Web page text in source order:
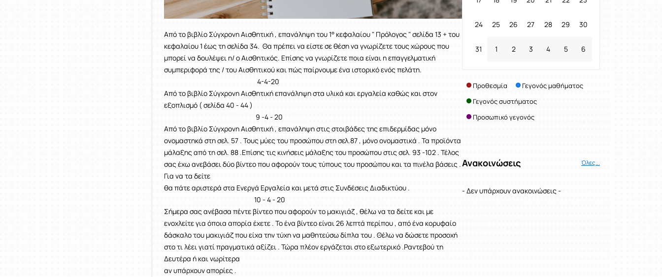
Από το βιβλίο Σύγχρονη Αισθητική , επανάληψη του 1° κεφαλαίου " Πρόλογος " σελίδα 13 + του
κεφαλαίου 1 έως τη σελίδα 34. Θα πρέπει να είστε σε θέση να γνωρίζετε τους χώρους που
μπορεί να δουλέψει η/ ο Αισθητικός. Επίσης να γνωρίζετε ποια είναι η επαγγελματική
συμπεριφορά της / του Αισθητικού και πώς παίρνουμε ένα ιστορικό ενός πελάτη.
4-4-20
Από το βιβλίο Σύγχρονη Αισθητική επανάληψη στα υλικά και εργαλεία καθώς και στον
εξοπλισμό ( σελίδα 40 - 44 )
9 -4 - 20
Από το βιβλίο Σύγχρονη Αισθητική , επανάληψη στις στοιβάδες της επιδερμίδας μόνο
ονομαστηκά στη σελ. 57 . Τους μύες του προσώπου στη σελ.87 , μόνο ονομαστικά . Τα προϊόντα
μάλαξης από τη σελ. 88 .Επίσης τις κινήσεις μάλαξης του προσώπου στις σελ. 93 -102 . Τέλος
σας έχω ανεβάσει δύο βίντεο που αφορούν τους τύπους του προσώπου και τα πινέλα βάσεις .
Για να τα δείτε
θα πάτε αριστερά στα Ενεργά Εργαλεία και μετά στις Συνδέσεις Διαδικτύου .
10 - 4 - 20
Σήμερα σας ανέβασα πέντε βίντεο που αφορούν το μακιγιάζ , θέλω να τα δείτε και με
ενοχλείτε για όποια απορία έχετε . Το ένα βίντεο είναι 26 λεπτά περίπου , από ένα κορυφαίο
δάσκαλο του μακιγιάζ που είχα την τύχη να μαθητεύσω δίπλα του . Θέλω να δώσετε προσοχή
στο τι λέει γιατί πραγματικά αξίζει . Τώρα πλέον εργάζεται στο εξωτερικό .Ραντεβού τη
Δευτέρα ή και νωρίτερα
αν υπάρχουν απορίες .
24 25 26 27 28 29 30
31 1 2 3 4 5 6
Προθεσμία
Γεγονός μαθήματος
Γεγονός συστήματος
Προσωπικό γεγονός
Ανακοινώσεις Όλες...
- Δεν υπάρχουν ανακοινώσεις -